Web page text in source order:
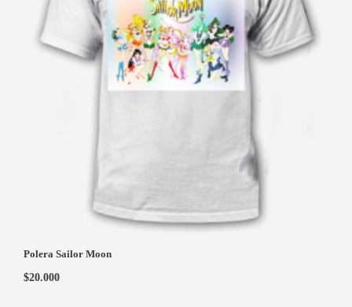
Polera Sailor Moon
$20.000